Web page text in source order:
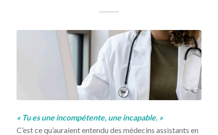
« Tu es une incompétente, une incapable. »
C’est ce qu’auraient entendu des médecins assistants en